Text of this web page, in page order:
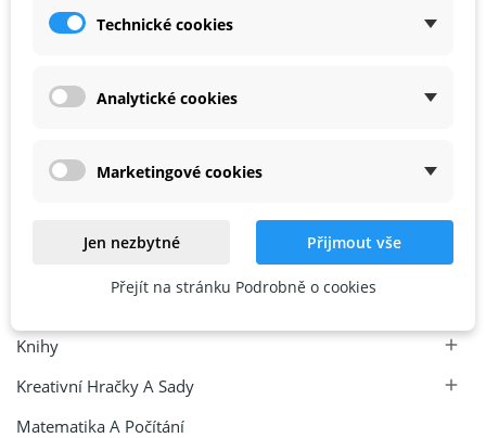
Chytré A Kreativní Hračky KINT
Archeologie A Paleontologie
Knihy 
Kreativní Hračky A Sady 
Matematika A Počítání
Technické cookies
Analytické cookies
Marketingové cookies
Jen nezbytné Přijmout vše
Přejít na stránku Podrobně o cookies